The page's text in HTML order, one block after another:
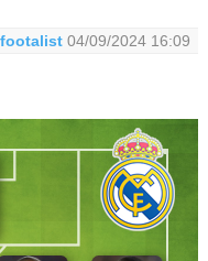
footalist 04/09/2024 16:09